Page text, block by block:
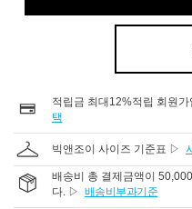
적립금 최대12%적립 회원
택
빅앤조이 사이즈 기준표 ▷
배송비 총 결제금액이
다. ▷ 배송비부과기준